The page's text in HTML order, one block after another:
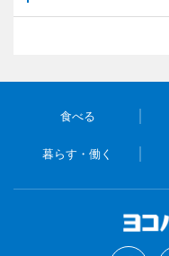
食べる
暮らす・働く